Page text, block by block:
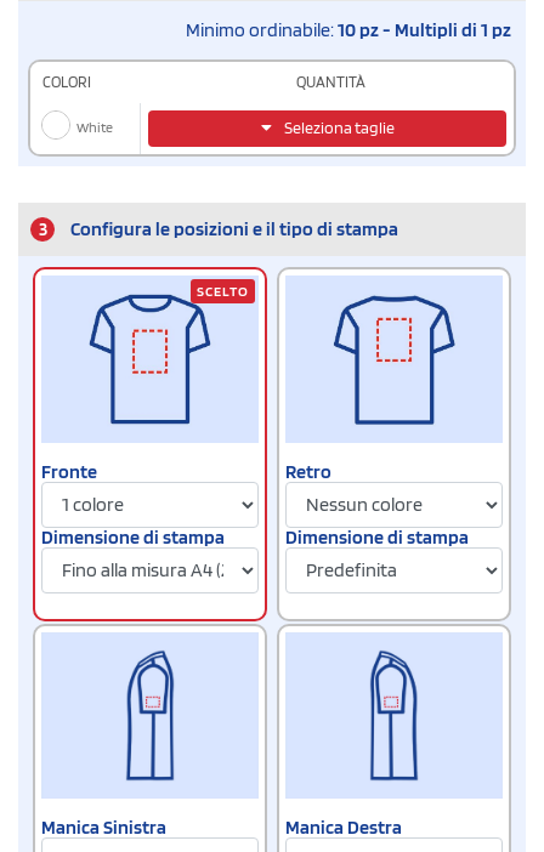
Minimo ordinabile:10 pz - Multipli di 1 pz
COLORI QUANTITÀ
White Seleziona taglie
3 Configura le posizioni e il tipo di stampa
Fronte
Dimensione di stampa
SCELTO
Retro
Dimensione di stampa
Manica Sinistra Manica Destra